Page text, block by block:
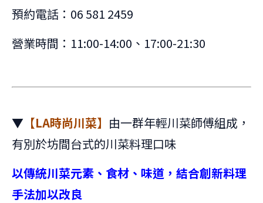
預約電話：06 581 2459
營業時間：11:00-14:00、17:00-21:30
▼ 【LA時尚川菜】 由一群年輕川菜師傅組成，
有別於坊間台式的川菜料理口味
以傳統川菜元素、食材、味道，結合創新料理
手法加以改良